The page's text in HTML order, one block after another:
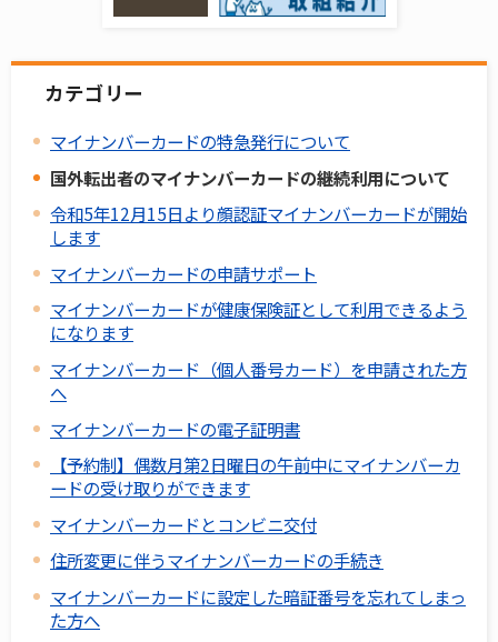
カテゴリー
マイナンバーカードの特急発行について
国外転出者のマイナンバーカードの継続利用について
令和5年12月15日より顔認証マイナンバーカードが開始
します
マイナンバーカードの申請サポート
マイナンバーカードが健康保険証として利用できるよう
になります
マイナンバーカード（個人番号カード）を申請された方
へ
マイナンバーカードの電子証明書
【予約制】偶数月第2日曜日の午前中にマイナンバーカ
ードの受け取りができます
マイナンバーカードとコンビニ交付
住所変更に伴うマイナンバーカードの手続き
マイナンバーカードに設定した暗証番号を忘れてしまっ
た方へ